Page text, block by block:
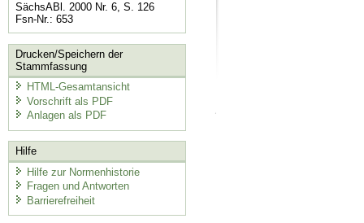
SächsABl. 2000 Nr. 6, S. 126
Fsn-Nr.: 653
Drucken/Speichern der
Stammfassung
HTML-Gesamtansicht
Vorschrift als PDF
Anlagen als PDF
Hilfe
Hilfe zur Normenhistorie
Fragen und Antworten
Barrierefreiheit